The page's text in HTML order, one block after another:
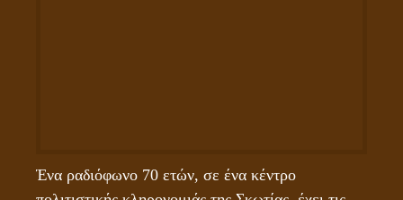
Ένα ραδιόφωνο 70 ετών, σε ένα κέντρο